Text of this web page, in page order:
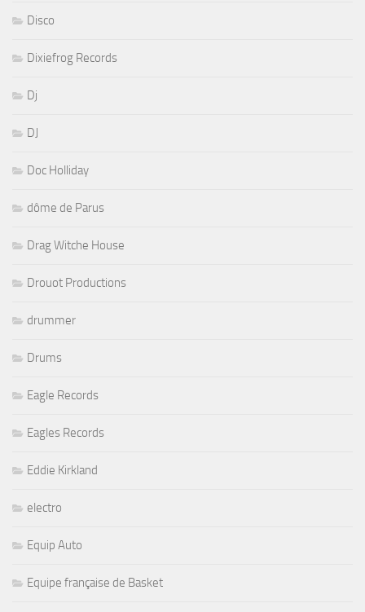
Disco
Dixiefrog Records
Dj
DJ
Doc Holliday
dôme de Parus
Drag Witche House
Drouot Productions
drummer
Drums
Eagle Records
Eagles Records
Eddie Kirkland
electro
Equip Auto
Equipe française de Basket